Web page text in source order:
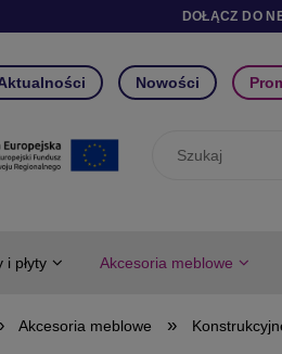
DOŁĄCZ DO
Nowości
i płyty Akcesoria meblowe
Akcesoria meblowe »